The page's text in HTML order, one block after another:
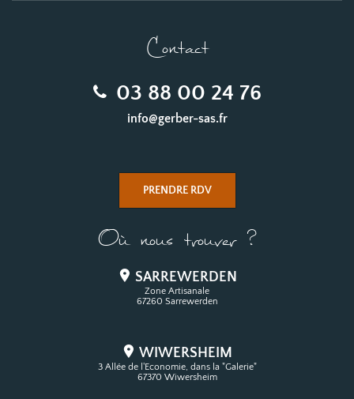
Contact
03 88 00 24 76
info@gerber-sas.fr
PRENDRE RDV
Où nous trouver ?
SARREWERDEN
Zone Artisanale
67260 Sarrewerden
WIWERSHEIM
3 Allée de l'Economie, dans la "Galerie"
67370 Wiwersheim